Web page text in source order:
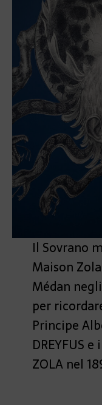
Il Sovrano
Maison
Médan
per
Principe
DREYFUS
ZOLA nel